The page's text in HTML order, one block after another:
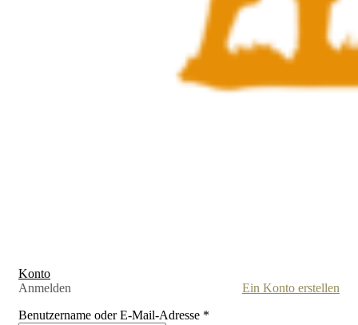
Konto
Anmelden
Ein Konto erstellen
Benutzername oder E-Mail-Adresse *